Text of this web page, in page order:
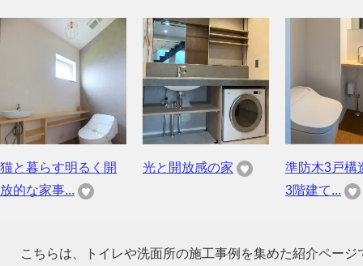
猫と暮らす明るく開
放的な家事...
光と開放感の家
準防木3戸構
3階建て...
こちらは、トイレや洗面所の施工事例を集めた紹介ペー